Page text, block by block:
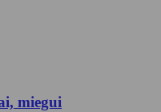
miegui